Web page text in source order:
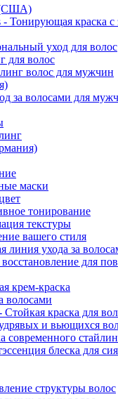
(США)
- Тонирующая краска
уход для волос
для волос
волос для мужчин
за волосами для
маски
тонирование
текстуры
вашего стиля
линия ухода за
для
крем-краска
волосами
краска для
и вьющихся
современного
блеска для
структуры волос